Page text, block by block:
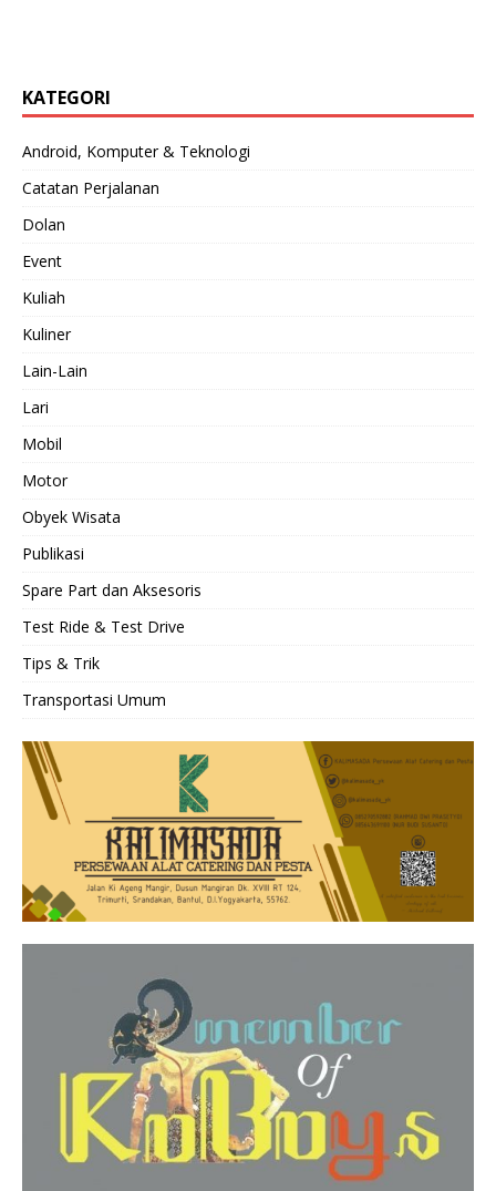
KATEGORI
Android, Komputer & Teknologi
Catatan Perjalanan
Dolan
Event
Kuliah
Kuliner
Lain-Lain
Lari
Mobil
Motor
Obyek Wisata
Publikasi
Spare Part dan Aksesoris
Test Ride & Test Drive
Tips & Trik
Transportasi Umum